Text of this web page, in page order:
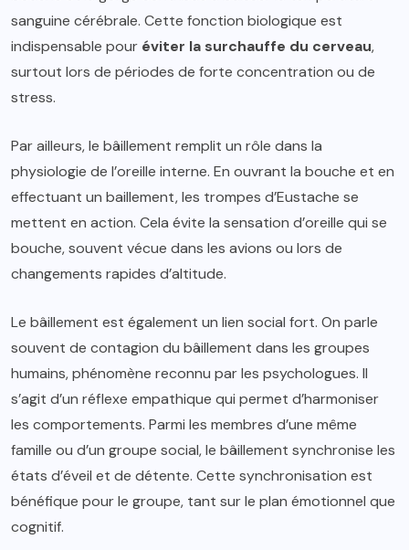
sanguine cérébrale. Cette fonction biologique est
indispensable pour éviter la surchauffe du cerveau,
surtout lors de périodes de forte concentration ou de
stress.
Par ailleurs, le bâillement remplit un rôle dans la
physiologie de l’oreille interne. En ouvrant la bouche et en
effectuant un baillement, les trompes d’Eustache se
mettent en action. Cela évite la sensation d’oreille qui se
bouche, souvent vécue dans les avions ou lors de
changements rapides d’altitude.
Le bâillement est également un lien social fort. On parle
souvent de contagion du bâillement dans les groupes
humains, phénomène reconnu par les psychologues. Il
s’agit d’un réflexe empathique qui permet d’harmoniser
les comportements. Parmi les membres d’une même
famille ou d’un groupe social, le bâillement synchronise les
états d’éveil et de détente. Cette synchronisation est
bénéfique pour le groupe, tant sur le plan émotionnel que
cognitif.